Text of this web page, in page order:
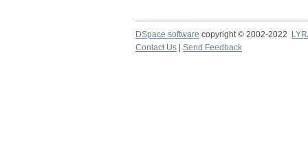
DSpace software copyright © 2002-2022
Contact Us
Send Feedback